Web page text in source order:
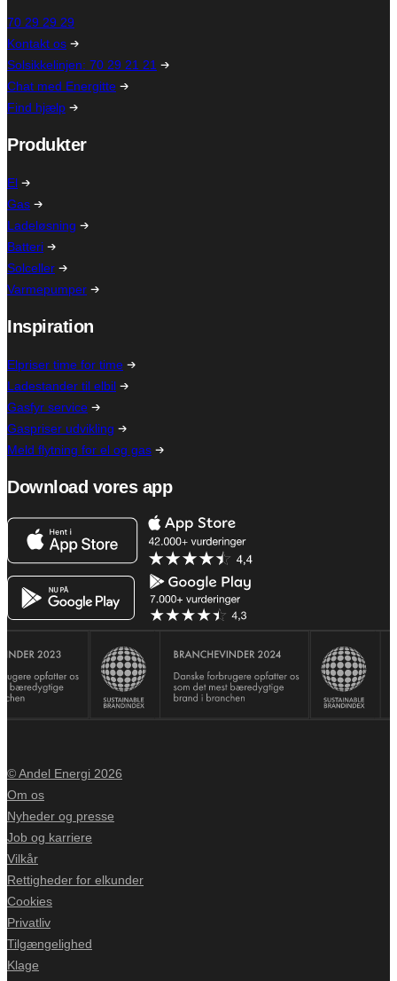
70 29 29 29
Kontakt os
Solsikkelinjen: 70 29 21 21
Chat med Energitte
Find hjælp
Produkter
El
Gas
Ladeløsning
Batteri
Solceller
Varmepumper
Inspiration
Elpriser time for time
Ladestander til elbil
Gasfyr service
Gaspriser udvikling
Meld flytning for el og gas
Download vores app
© Andel Energi 2026
Om os
Nyheder og presse
Job og karriere
Vilkår
Rettigheder for elkunder
Cookies
Privatliv
Tilgængelighed
Klage